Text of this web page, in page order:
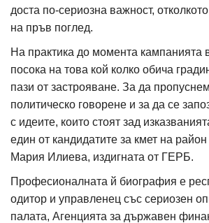
доста по-сериозна важност,
на пръв поглед.
На практика до момента кампанията
посока на това кой колко обича
пази от застрояване. За да
политическо говорене и за да се
с идеите, които стоят зад
един от кандидатите за кмет на
Мария Илиева, издигната от ГЕРБ.
Професионалната й биография е
одитор и управленец със сериозен
палата, Агенцията за държавен